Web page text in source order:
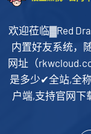
欢迎莅临▓Red
内置好友系统，
网址（
是多少✔全站,全
户端,支持官网下